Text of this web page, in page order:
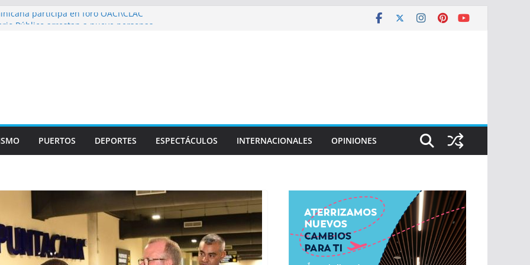
participa en foro OACI\CLAC
recertificaciones en normas de calidad ISO
multidisciplinario operativo médico
PUERTOS DEPORTES ESPECTÁCULOS INTERNACIONALES OPINIONES